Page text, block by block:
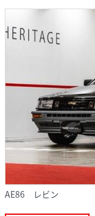
AE86 レビン